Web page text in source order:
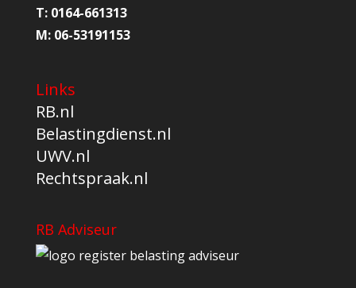
T: 0164-661313
M: 06-53191153
Links
RB.nl
Belastingdienst.nl
UWV.nl
Rechtspraak.nl
RB Adviseur